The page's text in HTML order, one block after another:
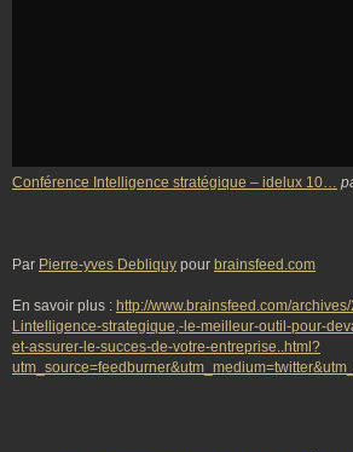
Conférence Intelligence stratégique – idelux 10…
Par Pierre-yves Debliquy pour brainsfeed.com
En savoir plus : http://www.brainsfeed.com/
Lintelligence-strategique,-le-meilleur-outil-pour-
et-assurer-le-succes-de-votre-entreprise..html?